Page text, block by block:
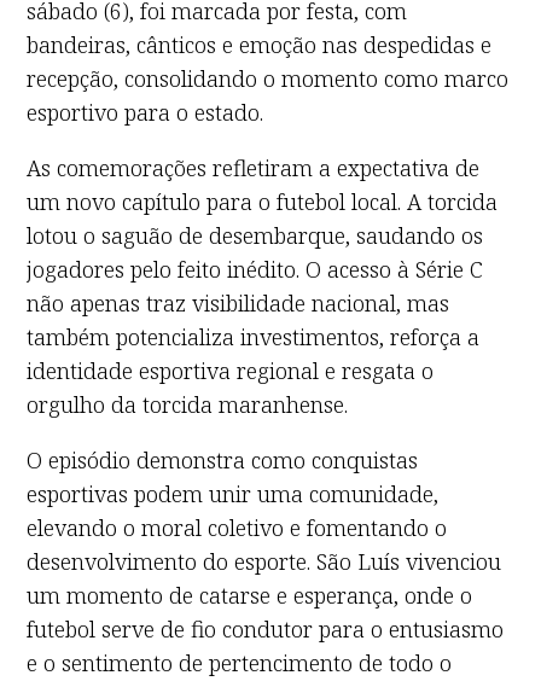
sábado (6), foi marcada por festa, com
bandeiras, cânticos e emoção nas despedidas e
recepção, consolidando o momento como marco
esportivo para o estado.
As comemorações refletiram a expectativa de
um novo capítulo para o futebol local. A torcida
lotou o saguão de desembarque, saudando os
jogadores pelo feito inédito. O acesso à Série C
não apenas traz visibilidade nacional, mas
também potencializa investimentos, reforça a
identidade esportiva regional e resgata o
orgulho da torcida maranhense.
O episódio demonstra como conquistas
esportivas podem unir uma comunidade,
elevando o moral coletivo e fomentando o
desenvolvimento do esporte. São Luís vivenciou
um momento de catarse e esperança, onde o
futebol serve de fio condutor para o entusiasmo
e o sentimento de pertencimento de todo o